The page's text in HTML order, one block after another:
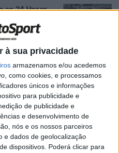
à sua privacidade
armazenamos e/ou acedemos
como cookies, e processamos
únicos e informações
para publicidade e
de publicidade e
e desenvolvimento de
nós e os nossos parceiros
e dados de geolocalização
dispositivos. Poderá clicar para
as 24 Horas
2019 0
Novidades
com Oliveira na Honda
Miguel Oliveira pode